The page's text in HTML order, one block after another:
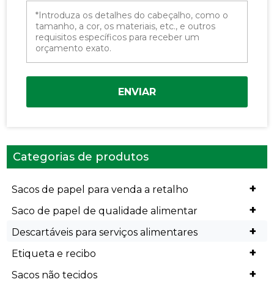
ENVIAR
Categorias de produtos
+
Sacos de papel para venda a retalho
+
Saco de papel de qualidade alimentar
+
Descartáveis para serviços alimentares
+
Etiqueta e recibo
+
Sacos não tecidos